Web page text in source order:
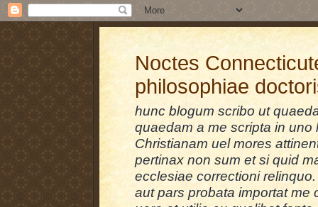
Noctes
philosophiae
hunc blogum scribo ut
quaedam a me scripta in
Christianam uel mores
pertinax non sum et si quid
ecclesiae correctioni
aut pars probata importat me